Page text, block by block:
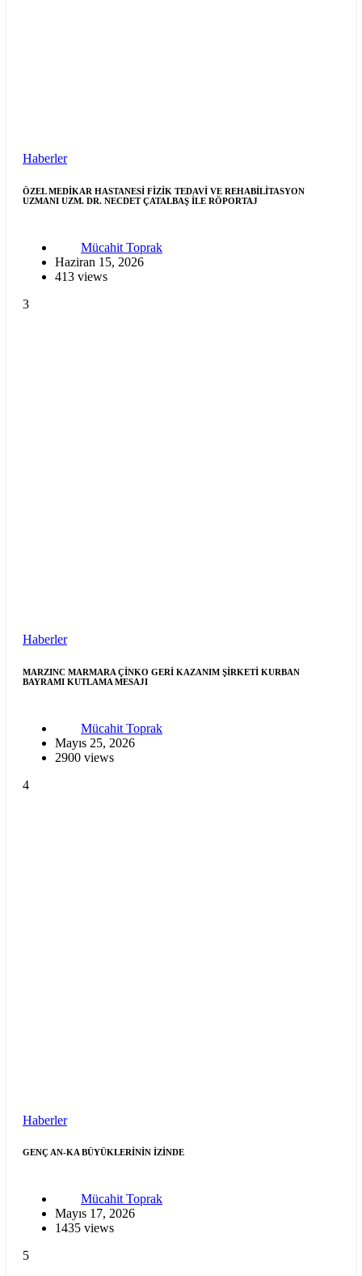
Haberler
ÖZEL MEDİKAR HASTANESİ FİZİK TEDAVİ VE REHABİLİTASYON
UZMANI UZM. DR. NECDET ÇATALBAŞ İLE RÖPORTAJ
Mücahit Toprak
Haziran 15, 2026
413 views
3
Haberler
MARZINC MARMARA ÇİNKO GERİ KAZANIM ŞİRKETİ KURBAN
BAYRAMI KUTLAMA MESAJI
Mücahit Toprak
Mayıs 25, 2026
2900 views
4
Haberler
GENÇ AN-KA BÜYÜKLERİNİN İZİNDE
Mücahit Toprak
Mayıs 17, 2026
1435 views
5